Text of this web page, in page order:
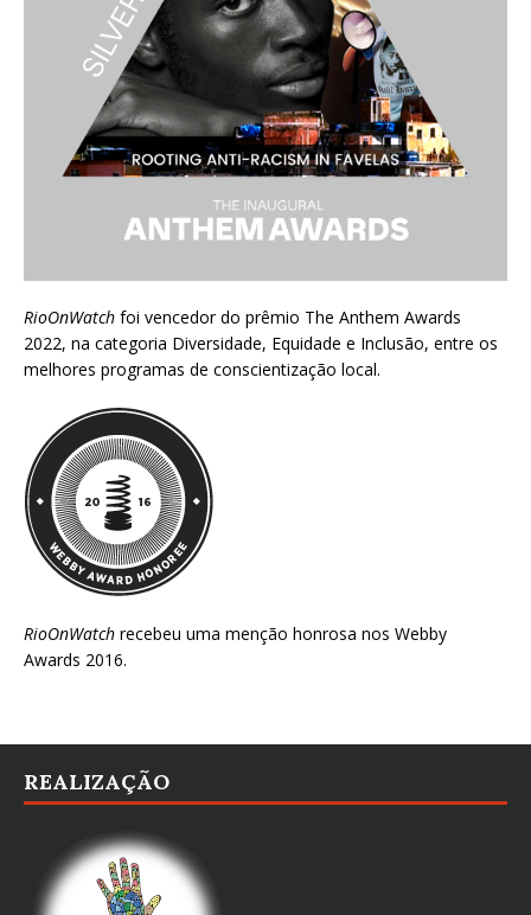
RioOnWatch foi vencedor do prêmio The Anthem Awards
2022, na categoria Diversidade, Equidade e Inclusão, entre os
melhores programas de conscientização local.
RioOnWatch recebeu uma menção honrosa nos Webby
Awards 2016.
REALIZAÇÃO